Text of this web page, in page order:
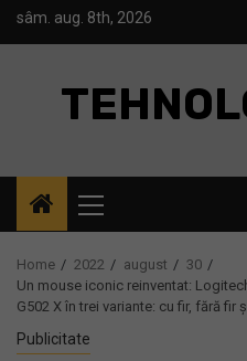
Skipsâm. aug. 8th, 2026
Menu
Home 2022 august
30
Un mouse iconic reinventat:
G502 X în trei variante: cu fir, fără fir
Publicitate